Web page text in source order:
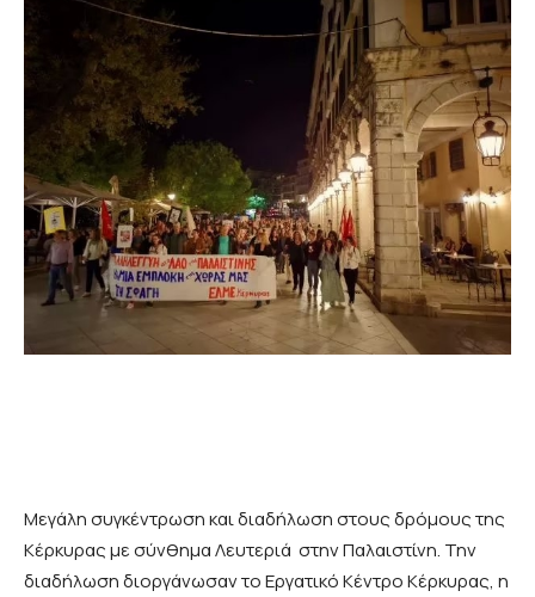
Μεγάλη συγκέντρωση και διαδήλωση στους δρόμους της
Κέρκυρας με σύνθημα Λευτεριά στην Παλαιστίνη. Την
διαδήλωση διοργάνωσαν το Εργατικό Κέντρο Κέρκυρας, η